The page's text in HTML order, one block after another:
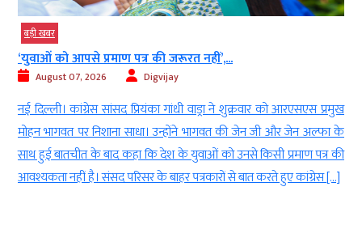
बड़ी खबर
‘युवाओं को आपसे प्रमाण पत्र की जरूरत नहीं’,...
August 07, 2026 Digvijay
नई दिल्ली। कांग्रेस सांसद प्रियंका गांधी वाड्रा ने शुक्रवार को आरएसएस प्रमुख
मोहन भागवत पर निशाना साधा। उन्होंने भागवत की जेन जी और जेन अल्फा के
साथ हुई बातचीत के बाद कहा कि देश के युवाओं को उनसे किसी प्रमाण पत्र की
आवश्यकता नहीं है। संसद परिसर के बाहर पत्रकारों से बात करते हुए कांग्रेस […]